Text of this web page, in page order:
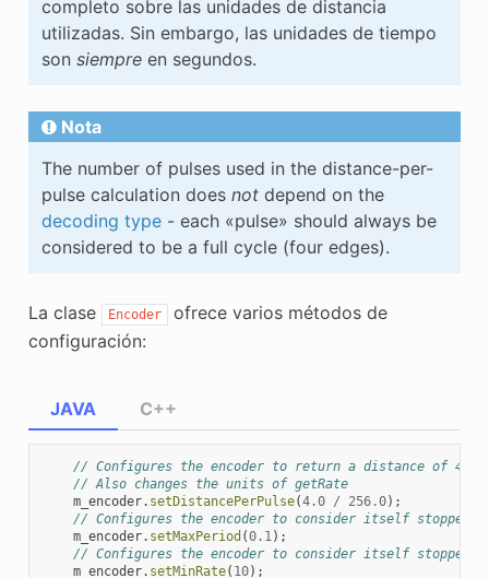
completo sobre las unidades de distancia
utilizadas. Sin embargo, las unidades de tiempo
son siempreen segundos.
Nota
The number of pulses used in the distance-per-
pulse calculation does notdepend on the
decoding type- each «pulse» should always be
considered to be a full cycle (four edges).
La clase Encoder
ofrece varios métodos de
configuración:
JAVA
// Configures the encoder to return a distance of 4
// Also changes the units of getRate
m_encoder. setDistancePerPulse(4.0 / 256.0);
// Configures the encoder to consider itself stopped
m_encoder. setMaxPeriod (0.1);
// Configures the encoder to consider itself stopped
m_encoder. setMinRate( 10);
C++